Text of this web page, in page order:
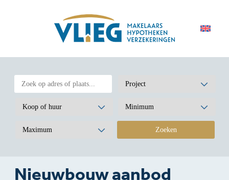
Nieuwbouw aanbod